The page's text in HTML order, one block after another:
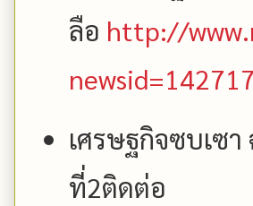
ลือ http://
เศรษฐกิจซบเซ
ที่2ติดต่อ